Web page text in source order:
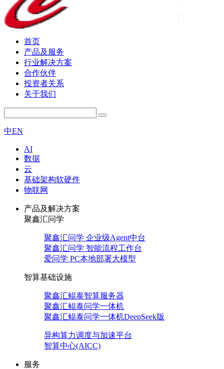
首页
产品及服务
行业解决方案
合作伙伴
投资者关系
关于我们
中EN
AI
数据
云
基础架构软硬件
物联网
产品及解决方案
聚鑫汇问学
聚鑫汇问学 企业级Agent中台
聚鑫汇问学 智能流程工作台
爱问学 PC本地部署大模型
智算基础设施
聚鑫汇鲲泰智算服务器
聚鑫汇鲲泰问学一体机
聚鑫汇鲲泰问学一体机DeepSeek版
异构算力调度与加速平台
智算中心(AICC)
服务